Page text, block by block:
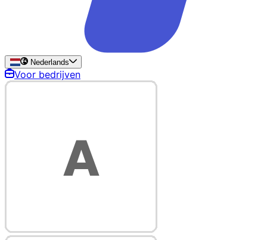
Nederlands
Voor bedrijven